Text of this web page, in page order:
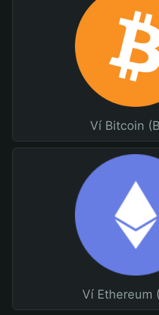
Ví Bitcoin
Ví Ethereum